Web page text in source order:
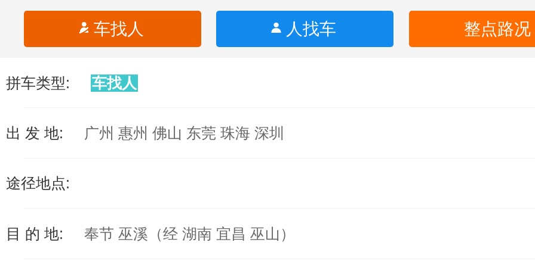
车找人 人找车 整点路况
拼车类型: 车找人
出 发 地: 广州 惠州 佛山 东莞 珠海 深圳
途径地点:
目 的 地: 奉节 巫溪（经 湖南 宜昌 巫山）